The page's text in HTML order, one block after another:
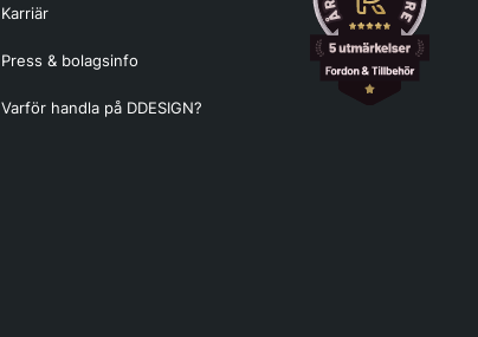
Karriär
Press & bolagsinfo
Varför handla på DDESIGN?